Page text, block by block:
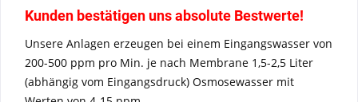
Kunden bestätigen uns absolute Bestwerte!
Unsere Anlagen erzeugen bei einem Eingangswasser von
200-500 ppm pro Min. je nach Membrane 1,5-2,5 Liter
(abhängig vom Eingangsdruck) Osmosewasser mit